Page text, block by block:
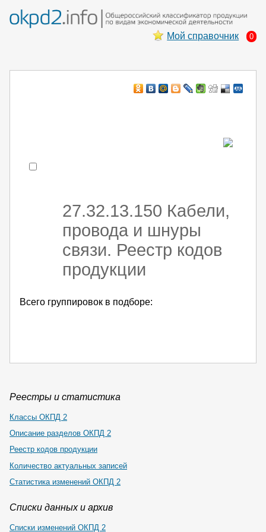
Мой справочник 0
27.32.13.150 Кабели,
провода и шнуры
связи. Реестр кодов
продукции
Всего группировок в подборе:
Реестры и статистика
Классы ОКПД 2
Описание разделов ОКПД 2
Реестр кодов продукции
Количество актуальных записей
Статистика изменений ОКПД 2
Списки данных и архив
Списки изменений ОКПД 2